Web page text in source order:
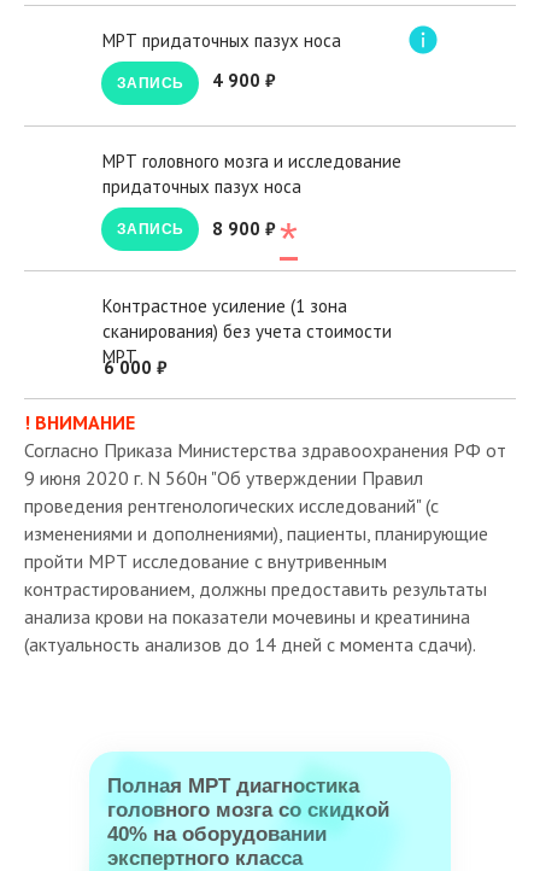
МРТ придаточных пазух носа
4 900 ₽
ЗАПИСЬ
МРТ головного мозга и исследование
придаточных пазух носа
8 900 ₽
ЗАПИСЬ *
Контрастное усиление (1 зона
сканирования) без учета стоимости
МРТ
6 000 ₽
! ВНИМАНИЕ
Согласно Приказа Министерства здравоохранения РФ от
9 июня 2020 г. N 560н "Об утверждении Правил
проведения рентгенологических исследований" (с
изменениями и дополнениями), пациенты, планирующие
пройти МРТ исследование с внутривенным
контрастированием, должны предоставить результаты
анализа крови на показатели мочевины и креатинина
(актуальность анализов до 14 дней с момента сдачи).
Полная МРТ диагностика
головного мозга со скидкой
40% на оборудовании
экспертного класса